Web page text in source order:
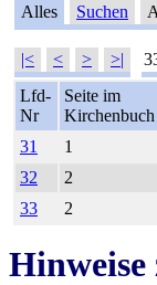
Alles Suchen
|< < > >|
Lfd-
Nr
Seite im
Kirchenbuch
31
1
32
2
33
2